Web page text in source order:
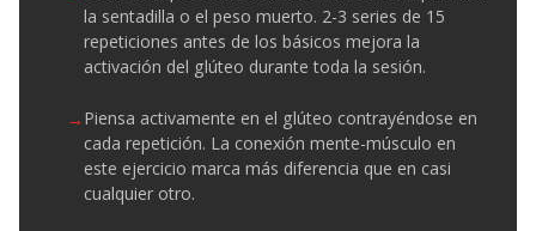
la sentadilla o el peso muerto. 2-3 series de 15
repeticiones antes de los básicos mejora la
activación del glúteo durante toda la sesión.
Piensa activamente en el glúteo contrayéndose en
cada repetición. La conexión mente-músculo en
este ejercicio marca más diferencia que en casi
cualquier otro.